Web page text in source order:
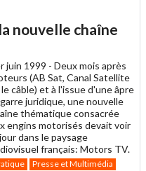
nouvelle chaîne
juin 1999 - Deux mois après
(AB Sat, Canal Satellite
câble) et à l'issue d'une âpre
juridique, une nouvelle
thématique consacrée
engins motorisés devait voir
dans le paysage
français: Motors TV.
Presse et Multimédia